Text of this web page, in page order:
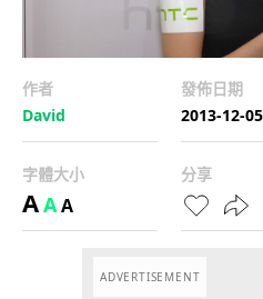
作者
David
發佈日期
2013-12-05
字體大小
AAA
分享
ADVERTISEMENT